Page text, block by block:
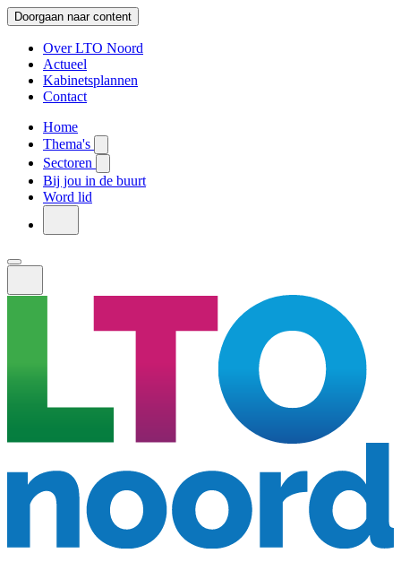
Doorgaan naar content
Over LTO Noord
Actueel
Kabinetsplannen
Contact
Home
Thema's
Sectoren
Bij jou in de buurt
Word lid